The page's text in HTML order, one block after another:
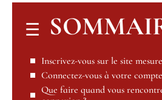
Inscrivez-vous sur le site
Connectez-vous à votre
Que faire quand vous